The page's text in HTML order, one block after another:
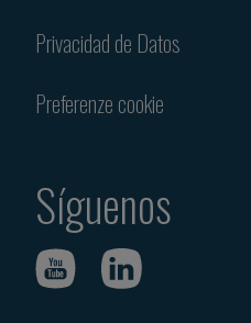
Privacidad de Datos
Preferenze cookie
Síguenos